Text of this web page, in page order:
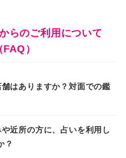
らのご利用について
FAQ）
はありますか？対面での鑑
近所の方に、占いを利用し
？